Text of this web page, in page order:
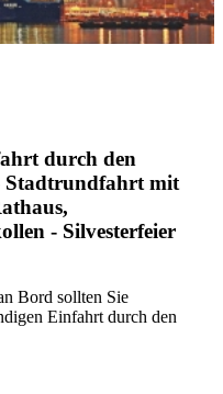
durch den
Stadtrundfahrt mit
- Silvesterfeier
Bord sollten Sie
Einfahrt durch den